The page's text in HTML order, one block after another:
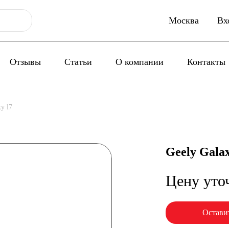
Москва
Отзывы Статьи О компании Контакты
l7
Geely
Цену